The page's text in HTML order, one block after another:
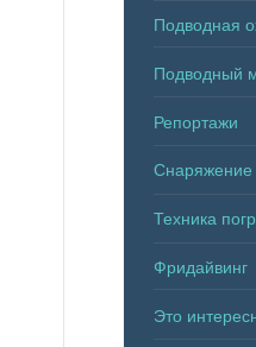
Подводная
Подводный
Репортажи
Снаряжение
Техника
Фридайвинг
Это